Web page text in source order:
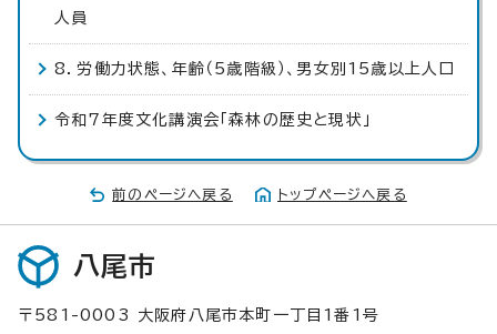
人員
8．労働力状態、年齢（5歳階級）、男女別15歳以上人口
令和7年度文化講演会「森林の歴史と現状」
前のページへ戻る トップページへ戻る
八尾市
〒581-0003 大阪府八尾市本町一丁目1番1号